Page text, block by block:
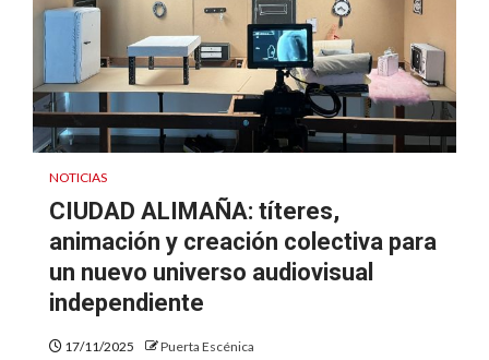
NOTICIAS
CIUDAD ALIMAÑA: títeres,
animación y creación colectiva para
un nuevo universo audiovisual
independiente
17/11/2025 Puerta Escénica